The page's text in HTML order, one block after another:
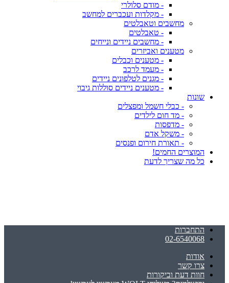
- מודם סלולרי
- מקלדות ועכברים למחשב
מחשבים וטאבלטים
- טאבלטים
- מחשבים ניידים ונייחים
מטענים ואביזרים
- מטענים וכבלים
- מעמד לרכב
- מגנים לטלפונים ניידים
- מטענים ניידים סוללות גיבוי
שונות
- כבלי חשמל ומפצלים
- מד חום לילדים
- מדפסות
- משקל אדם
- תאורת חירום ופנסים
המוצרים החמים!
כל מה שצריך לדעת
התחברות
02-6540068
אודות
צרו קשר
חוות דעת וביקורות